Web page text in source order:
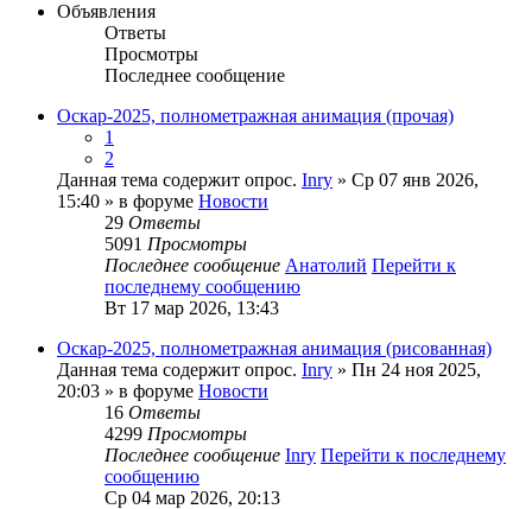
Объявления
Ответы
Просмотры
Последнее сообщение
Оскар-2025, полнометражная анимация (прочая)
1
2
Данная тема содержит опрос. Inry » Ср 07 янв 2026,
15:40 » в форуме Новости
29 Ответы
5091 Просмотры
Последнее сообщение Анатолий Перейти к
последнему сообщению
Вт 17 мар 2026, 13:43
Оскар-2025, полнометражная анимация (рисованная)
Данная тема содержит опрос. Inry » Пн 24 ноя 2025,
20:03 » в форуме Новости
16 Ответы
4299 Просмотры
Последнее сообщение Inry Перейти к последнему
сообщению
Ср 04 мар 2026, 20:13